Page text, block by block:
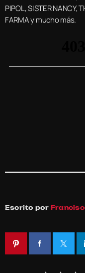
PIPOL, SISTER NANCY,
FARMA y mucho más.
Escrito por